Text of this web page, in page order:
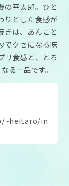
の平太郎。ひと
りとした食感が
きは、あんこと
でクセになる味
リ食感と、とろ
る一品です。
~heitaro/in